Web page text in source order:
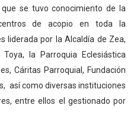
a Pueblo Llano con la
se tuvo conocimiento de la
de acopio en toda la
liderada por la Alcaldía de Zea,
la Parroquia Eclesiástica
Cáritas Parroquial, Fundación
así como diversas instituciones
entre ellos el gestionado por